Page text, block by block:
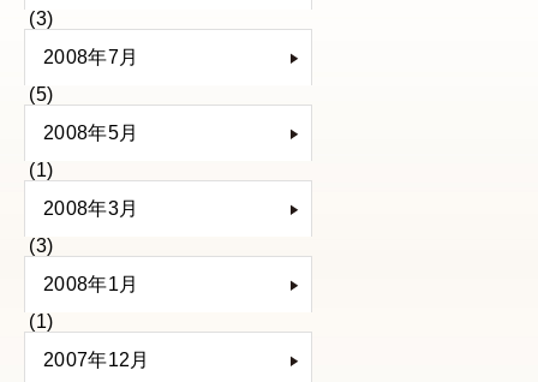
(3)
2008年7月
(5)
2008年5月
(1)
2008年3月
(3)
2008年1月
(1)
2007年12月